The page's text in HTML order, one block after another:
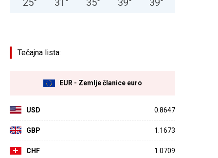
Tečajna lista:
EUR - Zemlje članice euro
USD 0.8647
GBP 1.1673
CHF 1.0709